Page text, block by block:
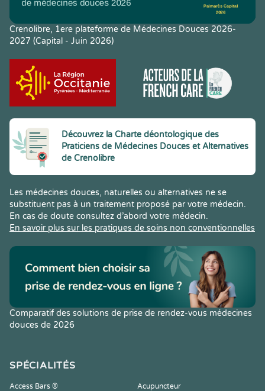
Crenolibre, 1ere plateforme de Médecines Douces 2026-
2027 (Capital - Juin 2026)
Découvrez la Charte déontologique des
Praticiens de Médecines Douces et Alternatives
de Crenolibre
Les médecines douces, naturelles ou alternatives ne se
substituent pas à un traitement proposé par votre médecin.
En cas de doute consultez d’abord votre médecin.
En savoir plus sur les pratiques de soins non conventionnelles
Comparatif des solutions de prise de rendez-vous médecines
douces de 2026
SPÉCIALITÉS
Access Bars ®
Acupuncteur